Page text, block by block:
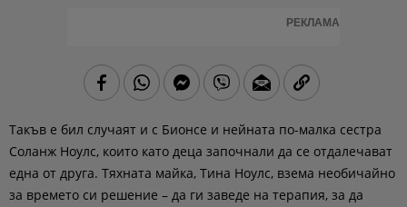
РЕКЛАМА
Такъв е бил случаят и с Бионсе и нейната по-малка сестра
Соланж Ноулс, които като деца започнали да се отдалечават
една от друга. Тяхната майка, Тина Ноулс, взема необичайно
за времето си решение – да ги заведе на терапия, за да